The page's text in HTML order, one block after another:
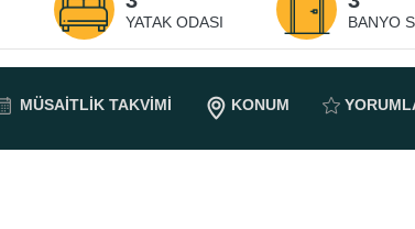
YATAK ODASI BANYO
MÜSAITLIK TAKVIMI KONUM